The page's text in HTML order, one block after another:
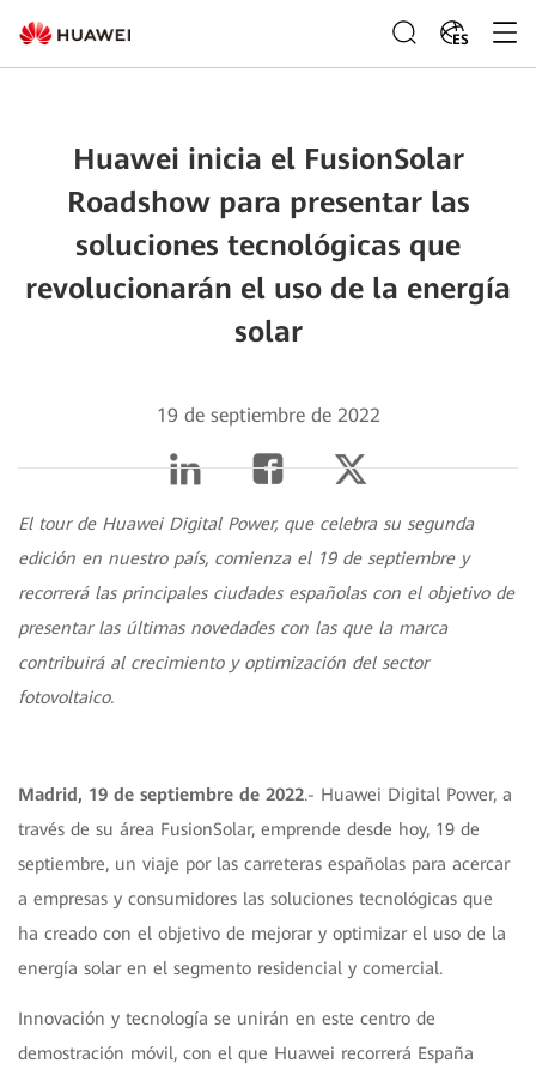
ES
Huawei inicia el FusionSolar
Roadshow para presentar las
soluciones tecnológicas que
revolucionarán el uso de la energía
solar
19 de septiembre de 2022
El tour de Huawei Digital Power, que celebra su segunda
edición en nuestro país, comienza el 19 de septiembre y
recorrerá las principales ciudades españolas con el objetivo de
presentar las últimas novedades con las que la marca
contribuirá al crecimiento y optimización del sector
fotovoltaico.
Madrid, 19 de septiembre de 2022.- Huawei Digital Power, a
través de su área FusionSolar, emprende desde hoy, 19 de
septiembre, un viaje por las carreteras españolas para acercar
a empresas y consumidores las soluciones tecnológicas que
ha creado con el objetivo de mejorar y optimizar el uso de la
energía solar en el segmento residencial y comercial.
Innovación y tecnología se unirán en este centro de
demostración móvil, con el que Huawei recorrerá España